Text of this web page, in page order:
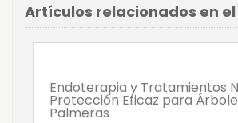
Artículos relacionados en
Endoterapia y Tratamientos
Protección Eficaz para
Palmeras